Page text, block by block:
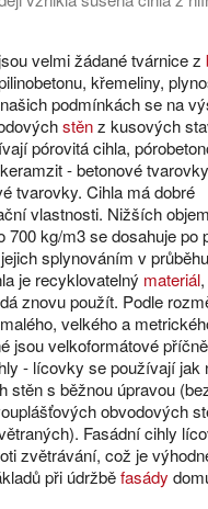
velmi žádané tvárnice z
křemeliny,
podmínkách se na
stěnz kusových
pórovitá cihla,
- betonové
tvarovky. Cihla má dobré
vlastnosti. Nižších
700 kg/m3 se dosahuje po
splynováním v průběhu
je recyklovatelný materiál
znovu použít. Podle
velkého a
jsou velkoformátové
- lícovky se používají jak
stěn s běžnou úpravou
obvodových
Fasádní cihly
zvětrávání, což je
při údržběfasády